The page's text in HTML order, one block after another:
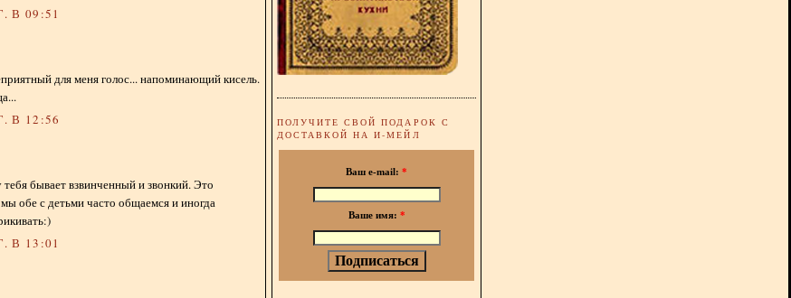
В 09:51
для меня голос... напоминающий кисель.
В 12:56
бывает взвинченный и звонкий. Это
обе с детьми часто общаемся и иногда
В 13:01
ПОЛУЧИТЕ СВОЙ ПОДАРОК С
ДОСТАВКОЙ НА И-МЕЙЛ
Ваш e-mail: *
Ваше имя: *